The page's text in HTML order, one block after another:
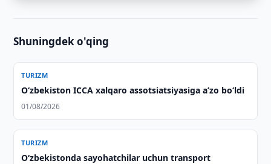
Shuningdek o'qing
TURIZM
O‘zbekiston ICCA xalqaro assotsiatsiyasiga aʼzo bo‘ldi
01/08/2026
TURIZM
Oʻzbekistonda sayohatchilar uchun transport